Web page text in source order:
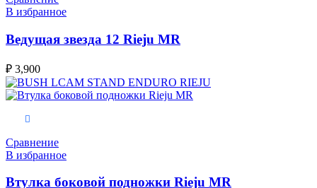
В избранное
Ведущая звезда 12 Rieju MR
₽ 3,900
Сравнение
В избранное
Втулка боковой подножки Rieju MR